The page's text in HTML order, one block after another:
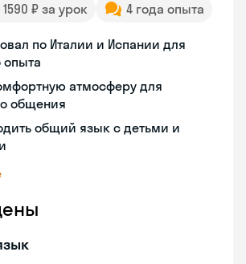
1590 ₽ за урок 4 года опыта
по Италии и Испании для
опыта
атмосферу для
общения
общий язык с детьми и